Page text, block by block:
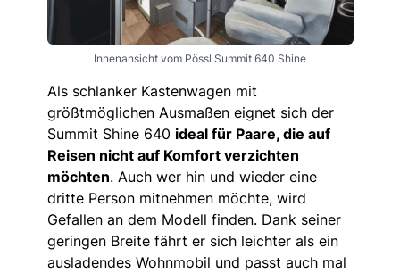
Innenansicht vom Pössl Summit 640 Shine
Als schlanker Kastenwagen mit
größtmöglichen Ausmaßen eignet sich der
Summit Shine 640 ideal für Paare, die auf
Reisen nicht auf Komfort verzichten
möchten. Auch wer hin und wieder eine
dritte Person mitnehmen möchte, wird
Gefallen an dem Modell finden. Dank seiner
geringen Breite fährt er sich leichter als ein
ausladendes Wohnmobil und passt auch mal